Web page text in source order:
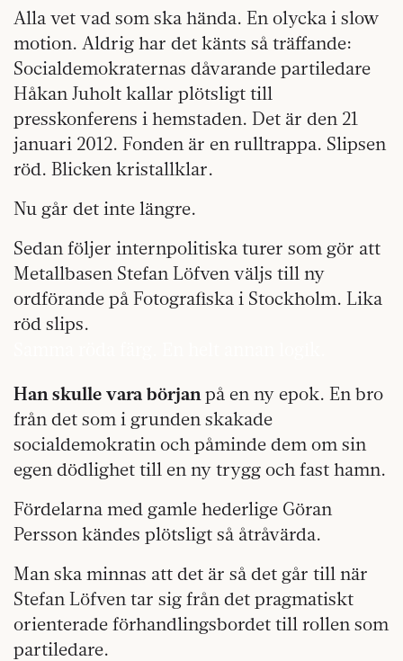
Alla vet vad som ska hända. En olycka i slow
motion. Aldrig har det känts så träffande:
Socialdemokraternas dåvarande partiledare
Håkan Juholt kallar plötsligt till
presskonferens i hemstaden. Det är den 21
januari 2012. Fonden är en rulltrappa. Slipsen
röd. Blicken kristallklar.
Nu går det inte längre.
Sedan följer internpolitiska turer som gör att
Metallbasen Stefan Löfven väljs till ny
ordförande på Fotografiska i Stockholm. Lika
röd slips.
Han skulle vara början på en ny epok. En bro
från det som i grunden skakade
socialdemokratin och påminde dem om sin
egen dödlighet till en ny trygg och fast hamn.
Fördelarna med gamle hederlige Göran
Persson kändes plötsligt så åtråvärda.
Man ska minnas att det är så det går till när
Stefan Löfven tar sig från det pragmatiskt
orienterade förhandlingsbordet till rollen som
partiledare.